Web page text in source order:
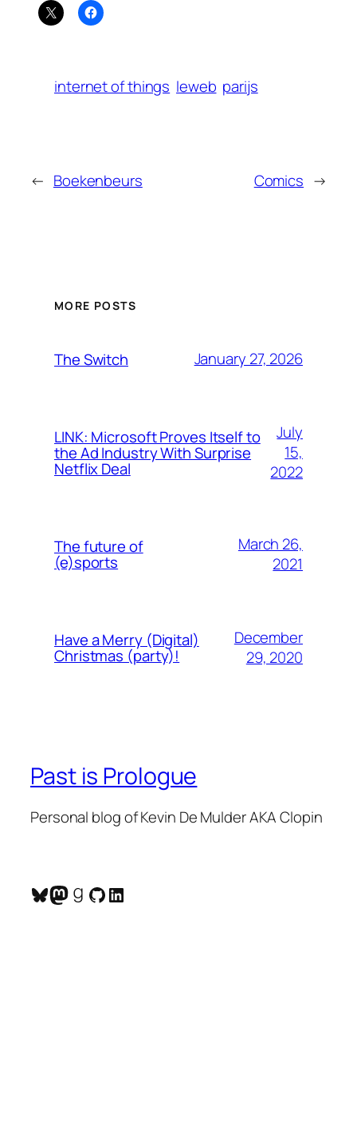
internet of things leweb parijs
← Boekenbeurs Comics →
MORE POSTS
The Switch January 27, 2026
LINK: Microsoft Proves Itself to
the Ad Industry With Surprise
Netflix Deal
July
15,
2022
The future of
(e)sports
March 26,
2021
Have a Merry (Digital)
Christmas (party)!
December
29, 2020
Past is Prologue
Personal blog of Kevin De Mulder AKA Clopin
Bluesky
Mastodon
Goodreads
GitHub
LinkedIn